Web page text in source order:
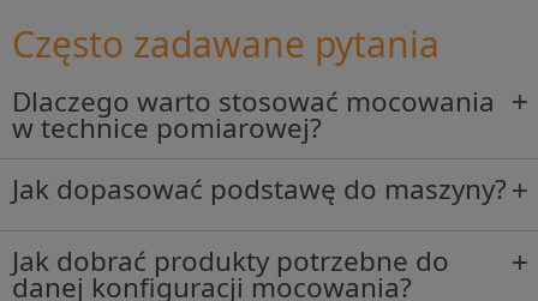
Często zadawane pytania
Dlaczego warto stosować mocowania
w technice pomiarowej?
Jak dopasować podstawę do maszyny?
Jak dobrać produkty potrzebne do
danej konfiguracji mocowania?